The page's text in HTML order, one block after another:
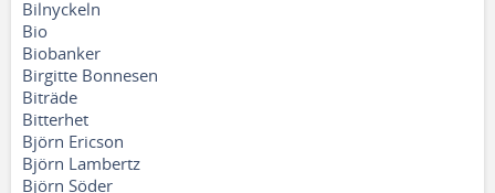
Bilnyckeln
Bio
Biobanker
Birgitte Bonnesen
Biträde
Bitterhet
Björn Ericson
Björn Lambertz
Björn Söder